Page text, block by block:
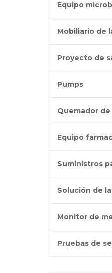
Equipo
Mobiliario de
Proyecto de
Pumps
Quemador
Equipo
Suministros
Solución de
Monitor de
Pruebas de